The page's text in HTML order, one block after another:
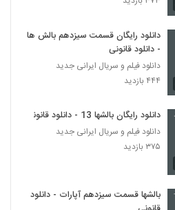
دانلود رایگان قسمت سیزدهم بالش ها
- دانلود قانونی
دانلود فیلم و سریال ایرانی جدید
۴۴۴ بازدید
دانلود رایگان بالشها 13 - دانلود قانونی
دانلود فیلم و سریال ایرانی جدید
۳۷۵ بازدید
بالشها قسمت سیزدهم آپارات - دانلود